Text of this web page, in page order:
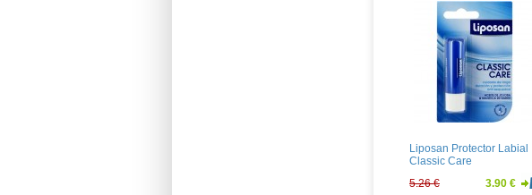
Liposan Protector Labial
Classic Care
5.26 €
3.90 €